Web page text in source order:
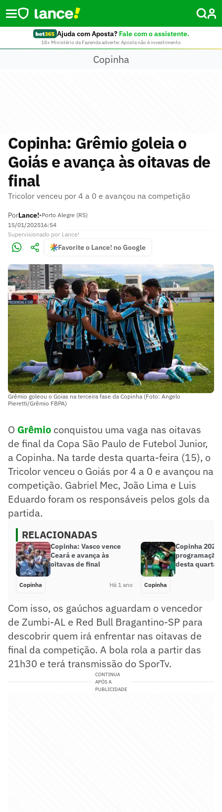
Ajuda com Aposta? Fale com o assistente.
18+ Ministério da Fazenda adverte: Aposta não é investimento
Copinha
Copinha: Grêmio goleia o
Goiás e avança às oitavas de
final
Tricolor venceu por 4 a 0 e avançou na competição
PorLance!•Porto Alegre (RS)
15/01/202516:54
Supervisionado por Lance!
Favorite o Lance! no Google
Grêmio goleou o Goias na terceira fase da Copinha (Foto: Angelo
Pieretti/Grêmio FBPA)
O Grêmio conquistou uma vaga nas oitavas
de final da Copa São Paulo de Futebol Junior,
a Copinha. Na tarde desta quarta-feira (15), o
Tricolor venceu o Goiás por 4 a 0 e avançou na
competição. Gabriel Mec, João Lima e Luis
Eduardo foram os responsáveis pelos gols da
partida.
RELACIONADAS
Copinha: Vasco vence
Ceará e avança às
oitavas de final
Copinha Há 1 ano
Copinha
programação
desta quarta-
Copinha
Com isso, os gaúchos aguardam o vencedor
de Zumbi-AL e Red Bull Bragantino-SP para
descobrir quem irá enfrentar nas oitavas de
final da competição. A bola rola a partir das
21h30 e terá transmissão do SporTv.
CONTINUA
APÓS A
PUBLICIDADE